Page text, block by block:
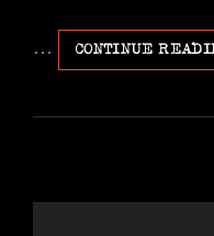
… CONTINUE